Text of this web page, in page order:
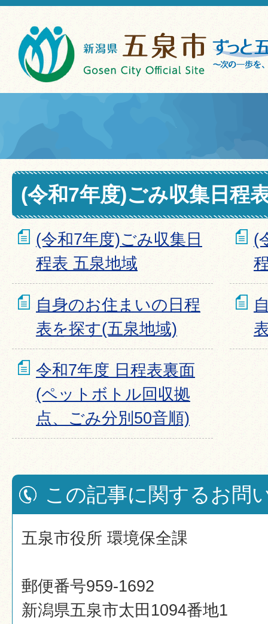
(令和7年度)ごみ収集日程
(令和7年度)ごみ収集日
程表 五泉地域
(
自身のお住まいの日程
表を探す(五泉地域)
令和7年度 日程表裏面
(ペットボトル回収拠
点、ごみ分別50音順)
この記事に関するお問
五泉市役所 環境保全課
郵便番号959-1692
新潟県五泉市太田1094番地1